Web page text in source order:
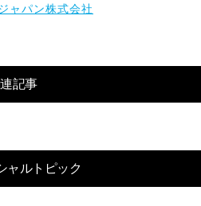
ャパン株式会社
記事
ャルトピック